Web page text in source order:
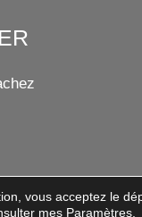
RÉSERVÉS
vous acceptez le
mes Paramètres.